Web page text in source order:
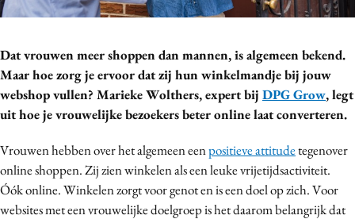
Carriere
Craft
Customer Experience
Data & Insights
Digital transformation
Diversiteit
Effectiviteit
Dat vrouwen meer shoppen dan mannen, is algemeen bekend.
Maar hoe zorg je ervoor dat zij hun winkelmandje bij jouw
webshop vullen? Marieke Wolthers, expert bij DPG Grow, legt
uit hoe je vrouwelijke bezoekers beter online laat converteren.
Vrouwen hebben over het algemeen eenpositieve attitudetegenover
online shoppen. Zij zien winkelen als een leuke vrijetijdsactiviteit.
Óók online. Winkelen zorgt voor genot en is een doel op zich. Voor
websites met een vrouwelijke doelgroep is het daarom belangrijk dat